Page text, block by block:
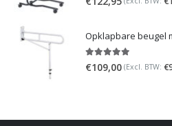
Opklapbare beugel
5.00out of 5
€109,00 (Excl. BTW: €